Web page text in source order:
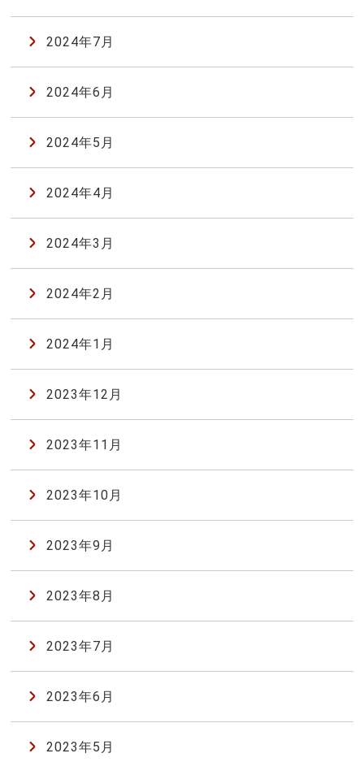
2024年7月
2024年6月
2024年5月
2024年4月
2024年3月
2024年2月
2024年1月
2023年12月
2023年11月
2023年10月
2023年9月
2023年8月
2023年7月
2023年6月
2023年5月